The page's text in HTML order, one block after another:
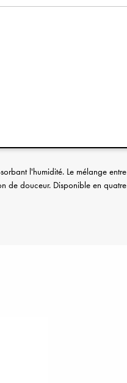
l'humidité. Le mélange entre
de douceur. Disponible en quatre